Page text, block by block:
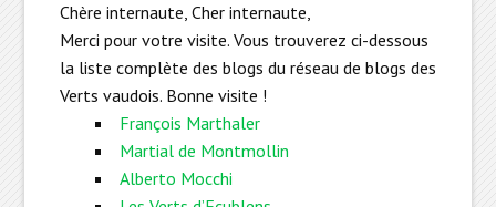
Chère internaute, Cher internaute,
Merci pour votre visite. Vous trouverez ci-dessous
la liste complète des blogs du réseau de blogs des
Verts vaudois. Bonne visite !
François Marthaler
Martial de Montmollin
Alberto Mocchi